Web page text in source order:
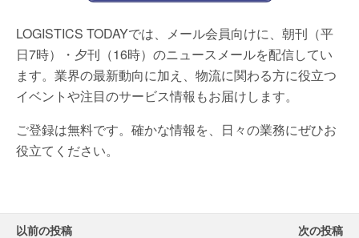
LOGISTICS TODAYでは、メール会員向けに、朝刊（平
日7時）・夕刊（16時）のニュースメールを配信してい
ます。業界の最新動向に加え、物流に関わる方に役立つ
イベントや注目のサービス情報もお届けします。
ご登録は無料です。確かな情報を、日々の業務にぜひお
役立てください。
以前の投稿 次の投稿